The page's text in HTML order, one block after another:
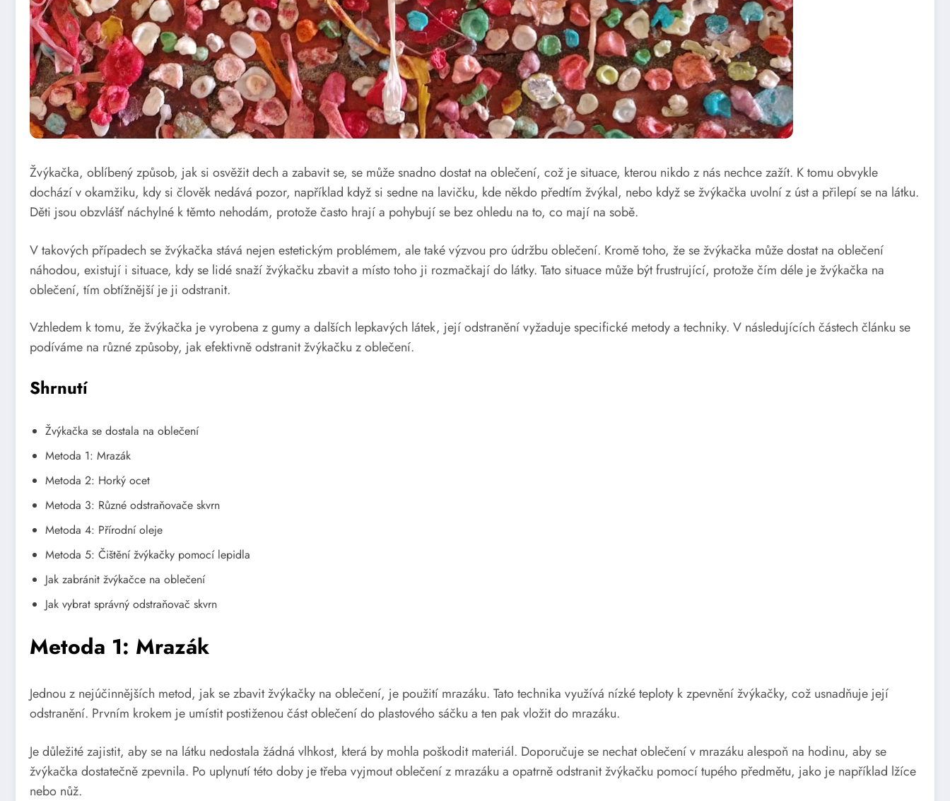
Žvýkačka, oblíbený způsob, jak si osvěžit dech a zabavit se, se může snadno dostat na oblečení, což je situace, kterou nikdo z nás nechce zažít. K tomu obvykle
dochází v okamžiku, kdy si člověk nedává pozor, například když si sedne na lavičku, kde někdo předtím žvýkal, nebo když se žvýkačka uvolní z úst a přilepí se na látku.
Děti jsou obzvlášť náchylné k těmto nehodám, protože často hrají a pohybují se bez ohledu na to, co mají na sobě.
V takových případech se žvýkačka stává nejen estetickým problémem, ale také výzvou pro údržbu oblečení. Kromě toho, že se žvýkačka může dostat na oblečení
náhodou, existují i situace, kdy se lidé snaží žvýkačku zbavit a místo toho ji rozmačkají do látky. Tato situace může být frustrující, protože čím déle je žvýkačka na
oblečení, tím obtížnější je ji odstranit.
Vzhledem k tomu, že žvýkačka je vyrobena z gumy a dalších lepkavých látek, její odstranění vyžaduje specifické metody a techniky. V následujících částech článku se
podíváme na různé způsoby, jak efektivně odstranit žvýkačku z oblečení.
Shrnutí
Žvýkačka se dostala na oblečení
Metoda 1: Mrazák
Metoda 2: Horký ocet
Metoda 3: Různé odstraňovače skvrn
Metoda 4: Přírodní oleje
Metoda 5: Čištění žvýkačky pomocí lepidla
Jak zabránit žvýkačce na oblečení
Jak vybrat správný odstraňovač skvrn
Metoda 1: Mrazák
Jednou z nejúčinnějších metod, jak se zbavit žvýkačky na oblečení, je použití mrazáku. Tato technika využívá nízké teploty k zpevnění žvýkačky, což usnadňuje její
odstranění. Prvním krokem je umístit postiženou část oblečení do plastového sáčku a ten pak vložit do mrazáku.
Je důležité zajistit, aby se na látku nedostala žádná vlhkost, která by mohla poškodit materiál. Doporučuje se nechat oblečení v mrazáku alespoň na hodinu, aby se
žvýkačka dostatečně zpevnila. Po uplynutí této doby je třeba vyjmout oblečení z mrazáku a opatrně odstranit žvýkačku pomocí tupého předmětu, jako je například lžíce
nebo nůž.